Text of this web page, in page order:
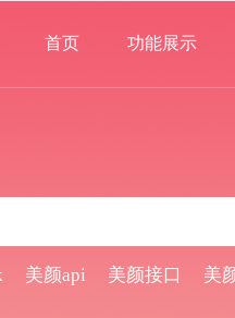
首页 功能展示
美颜api 美颜接口 美